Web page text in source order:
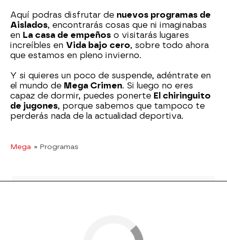
Aquí podras disfrutar de nuevos programas de
Aislados, encontrarás cosas que ni imaginabas
en La casa de empeños o visitarás lugares
increíbles en Vida bajo cero, sobre todo ahora
que estamos en pleno invierno.
Y si quieres un poco de suspende, adéntrate en
el mundo de Mega Crimen. Si luego no eres
capaz de dormir, puedes ponerte El chiringuito
de jugones, porque sabemos que tampoco te
perderás nada de la actualidad deportiva.
Mega » Programas